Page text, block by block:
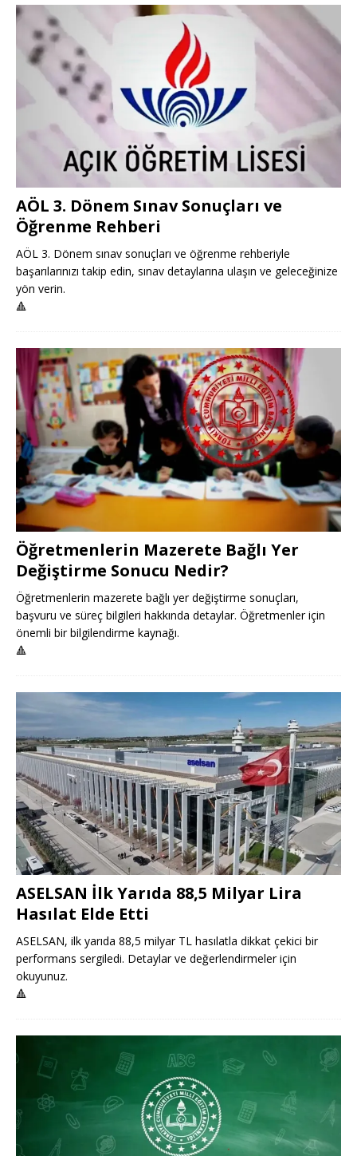
AÖL 3. Dönem Sınav Sonuçları ve
Öğrenme Rehberi
AÖL 3. Dönem sınav sonuçları ve öğrenme rehberiyle
başarılarınızı takip edin, sınav detaylarına ulaşın ve geleceğinize
yön verin.
🔺
Öğretmenlerin Mazerete Bağlı Yer
Değiştirme Sonucu Nedir?
Öğretmenlerin mazerete bağlı yer değiştirme sonuçları,
başvuru ve süreç bilgileri hakkında detaylar. Öğretmenler için
önemli bir bilgilendirme kaynağı.
🔺
ASELSAN İlk Yarıda 88,5 Milyar Lira
Hasılat Elde Etti
ASELSAN, ilk yarıda 88,5 milyar TL hasılatla dikkat çekici bir
performans sergiledi. Detaylar ve değerlendirmeler için
okuyunuz.
🔺